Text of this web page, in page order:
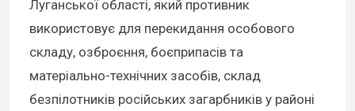
Луганської області, який противник
використовує для перекидання особового
складу, озброєння, боєприпасів та
матеріально-технічних засобів, склад
безпілотників російських загарбників у районі